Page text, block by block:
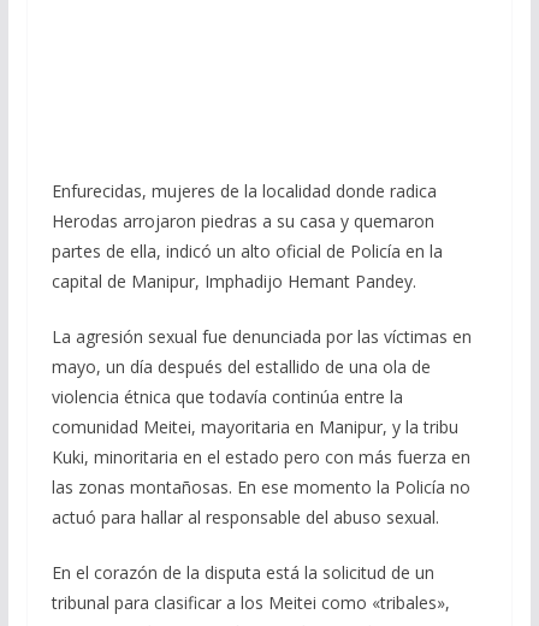
Enfurecidas, mujeres de la localidad donde radica
Herodas arrojaron piedras a su casa y quemaron
partes de ella, indicó un alto oficial de Policía en la
capital de Manipur, Imphadijo Hemant Pandey.
La agresión sexual fue denunciada por las víctimas en
mayo, un día después del estallido de una ola de
violencia étnica que todavía continúa entre la
comunidad Meitei, mayoritaria en Manipur, y la tribu
Kuki, minoritaria en el estado pero con más fuerza en
las zonas montañosas. En ese momento la Policía no
actuó para hallar al responsable del abuso sexual.
En el corazón de la disputa está la solicitud de un
tribunal para clasificar a los Meitei como «tribales»,